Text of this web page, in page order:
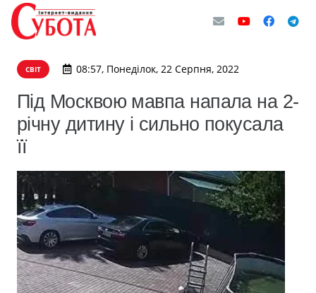
СВІТ 08:57, Понеділок, 22 Серпня, 2022
Під Москвою мавпа напала на 2-
річну дитину і сильно покусала
її